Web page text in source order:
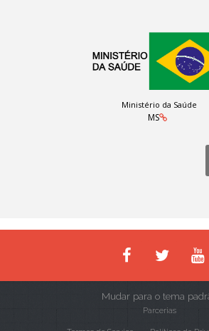
Ministério da Saúde
MS
Mudar para o tema
Parcerias